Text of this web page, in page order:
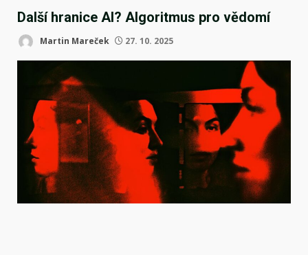
Další hranice AI? Algoritmus pro vědomí
Martin Mareček 27. 10. 2025